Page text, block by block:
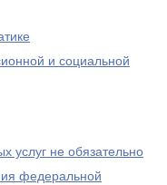
и социальной
услуг не обязательно
федеральной